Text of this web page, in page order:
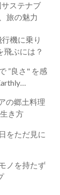
旅の魅力
機に乗り
飛ぶには？
”良さ" を感
の郷土料理
き方
をただ見に
ノを持たず